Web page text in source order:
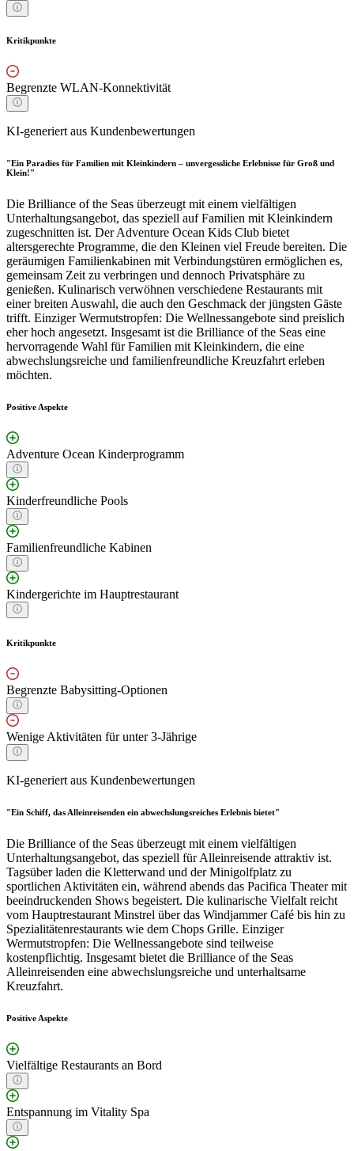
Kritikpunkte
Begrenzte WLAN-Konnektivität
KI-generiert aus Kundenbewertungen
"Ein Paradies für Familien mit Kleinkindern – unvergessliche Erlebnisse für Groß und
Klein!"
Die Brilliance of the Seas überzeugt mit einem vielfältigen
Unterhaltungsangebot, das speziell auf Familien mit Kleinkindern
zugeschnitten ist. Der Adventure Ocean Kids Club bietet
altersgerechte Programme, die den Kleinen viel Freude bereiten. Die
geräumigen Familienkabinen mit Verbindungstüren ermöglichen es,
gemeinsam Zeit zu verbringen und dennoch Privatsphäre zu
genießen. Kulinarisch verwöhnen verschiedene Restaurants mit
einer breiten Auswahl, die auch den Geschmack der jüngsten Gäste
trifft. Einziger Wermutstropfen: Die Wellnessangebote sind preislich
eher hoch angesetzt. Insgesamt ist die Brilliance of the Seas eine
hervorragende Wahl für Familien mit Kleinkindern, die eine
abwechslungsreiche und familienfreundliche Kreuzfahrt erleben
möchten.
Positive Aspekte
Adventure Ocean Kinderprogramm
Kinderfreundliche Pools
Familienfreundliche Kabinen
Kindergerichte im Hauptrestaurant
Kritikpunkte
Begrenzte Babysitting-Optionen
Wenige Aktivitäten für unter 3-Jährige
KI-generiert aus Kundenbewertungen
"Ein Schiff, das Alleinreisenden ein abwechslungsreiches Erlebnis bietet"
Die Brilliance of the Seas überzeugt mit einem vielfältigen
Unterhaltungsangebot, das speziell für Alleinreisende attraktiv ist.
Tagsüber laden die Kletterwand und der Minigolfplatz zu
sportlichen Aktivitäten ein, während abends das Pacifica Theater mit
beeindruckenden Shows begeistert. Die kulinarische Vielfalt reicht
vom Hauptrestaurant Minstrel über das Windjammer Café bis hin zu
Spezialitätenrestaurants wie dem Chops Grille. Einziger
Wermutstropfen: Die Wellnessangebote sind teilweise
kostenpflichtig. Insgesamt bietet die Brilliance of the Seas
Alleinreisenden eine abwechslungsreiche und unterhaltsame
Kreuzfahrt.
Positive Aspekte
Vielfältige Restaurants an Bord
Entspannung im Vitality Spa